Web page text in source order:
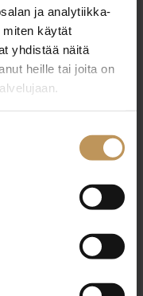
ja analytiikka-
miten käytät
yhdistää näitä
heille tai joita on